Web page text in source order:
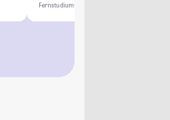
FernstudiumOnline Studium